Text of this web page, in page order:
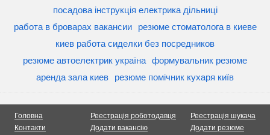
посадова інструкція електрика дільниці
работа в броварах вакансии
резюме стоматолога в киеве
киев работа сиделки без посредников
резюме автоелектрик україна формувальник резюме
аренда зала киев
резюме помічник кухаря київ
Головна
Контакти
Реестрація роботодавця
Додати вакансію
Реестрація шукача
Додати резюме